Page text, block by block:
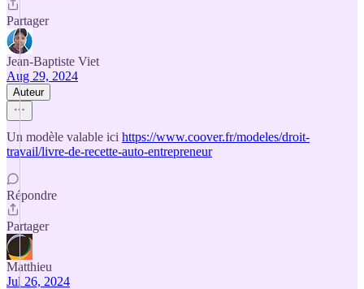
Partager
Jean-Baptiste Viet
Aug 29, 2024
Auteur
Un modèle valable ici https://www.coover.fr/modeles/droit-
travail/livre-de-recette-auto-entrepreneur
Répondre
Partager
Matthieu
Jul 26, 2024